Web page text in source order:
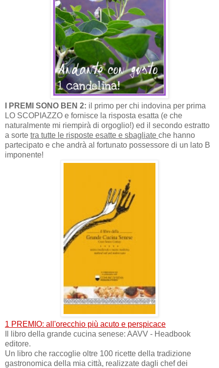
I PREMI SONO BEN 2: il primo per chi indovina per prima
LO SCOPIAZZO e fornisce la risposta esatta (e che
naturalmente mi riempirà di orgoglio!) ed il secondo estratto
a sorte tra tutte le risposte esatte e sbagliate che hanno
partecipato e che andrà al fortunato possessore di un lato B
imponente!
1 PREMIO: all'orecchio più acuto e perspicace
Il libro della grande cucina senese: AAVV - Headbook
editore.
Un libro che raccoglie oltre 100 ricette della tradizione
gastronomica della mia città, realizzate dagli chef dei